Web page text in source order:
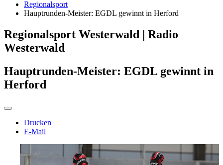
Regionalsport
Hauptrunden-Meister: EGDL gewinnt in Herford
Regionalsport Westerwald | Radio
Westerwald
Hauptrunden-Meister: EGDL gewinnt in
Herford
Drucken
E-Mail